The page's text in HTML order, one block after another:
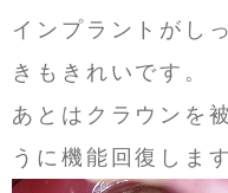
インプラントがし
きもきれいです。
あとはクラウンを
うに機能回復します